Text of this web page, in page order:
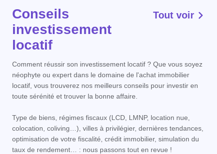
Conseils
investissement
locatif
Tout voir
Comment réussir son investissement locatif ? Que vous soyez
néophyte ou expert dans le domaine de l'achat immobilier
locatif, vous trouverez nos meilleurs conseils pour investir en
toute sérénité et trouver la bonne affaire.
Type de biens, régimes fiscaux (LCD, LMNP, location nue,
colocation, coliving…), villes à privilégier, dernières tendances,
optimisation de votre fiscalité, crédit immobilier, simulation du
taux de rendement… : nous passons tout en revue !